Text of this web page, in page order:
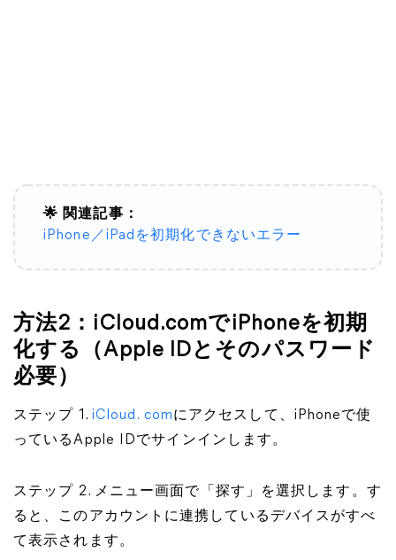
🌟 関連記事：
iPhone／iPadを初期化できないエラー
方法2：iCloud.comでiPhoneを初期
化する（Apple IDとそのパスワード
必要）
ステップ 1. iCloud. comにアクセスして、iPhoneで使
っているApple IDでサインインします。
ステップ 2. メニュー画面で「探す」を選択します。す
ると、このアカウントに連携しているデバイスがすべ
て表示されます。